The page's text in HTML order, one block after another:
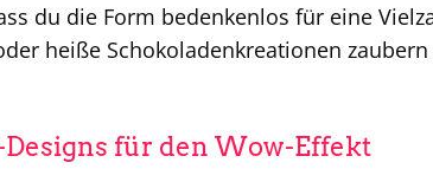
du die Form bedenkenlos für eine
heiße Schokoladenkreationen
für den Wow-Effekt